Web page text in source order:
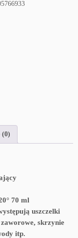
(0)
70 ml
uszczelki
skrzynie
itp.